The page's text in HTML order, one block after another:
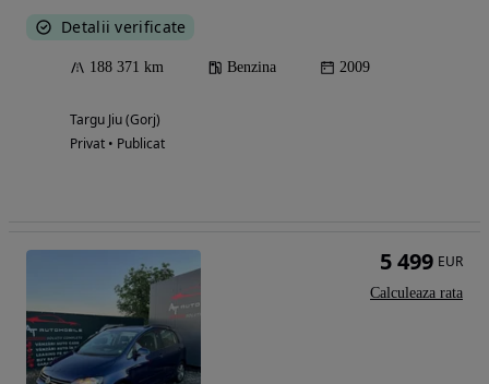
Detalii verificate
188 371 km Benzina 2009
Targu Jiu (Gorj)
Privat • Publicat
5 499 EUR
Calculeaza rata